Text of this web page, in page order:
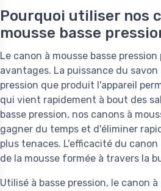
Pourquoi utiliser nos
mousse basse
Le canon à mousse basse
avantages. La puissance du
pression que produit l'appareil
qui vient rapidement à bout des
basse pression, nos canons à
gagner du temps et d'éliminer
plus tenaces. L'efficacité du
de la mousse formée à travers la
Utilisé à basse pression, le canon